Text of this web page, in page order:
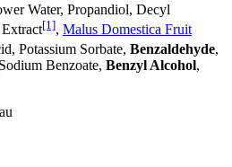
Water, Propandiol, Decyl
[1], Malus Domestica Fruit
Potassium Sorbate, Benzaldehyde,
Benzoate, Benzyl Alcohol,